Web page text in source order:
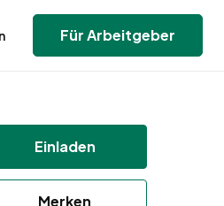
Für Arbeitgeber
Einladen
Merken